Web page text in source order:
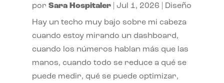
por Sara Hospitaler| Jul 1, 2026 Diseño
Hay un techo muy bajo sobre mi cabeza
cuando estoy mirando un dashboard,
cuando los números hablan más que las
manos, cuando todo se reduce a qué se
puede medir, qué se puede optimizar,